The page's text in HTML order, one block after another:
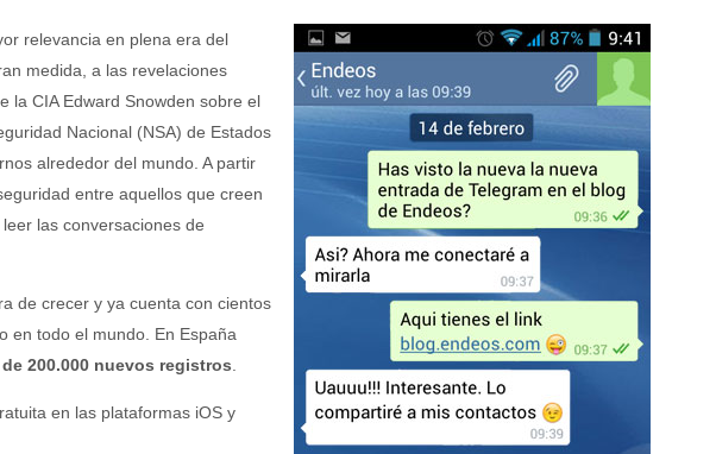
relevancia en plena era del
medida, a las revelaciones
la CIA Edward Snowden sobre el
Nacional (NSA) de Estados
alrededor del mundo. A partir
entre aquellos que creen
las conversaciones de
de crecer y ya cuenta con cientos
en todo el mundo. En España
de 200.000 nuevos registros
en las plataformas iOS y